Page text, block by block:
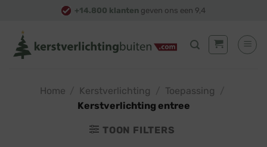
content
+14.800 klanten geven ons een 9,4
Home Kerstverlichting Toepassing
Kerstverlichting entree
TOON FILTERS